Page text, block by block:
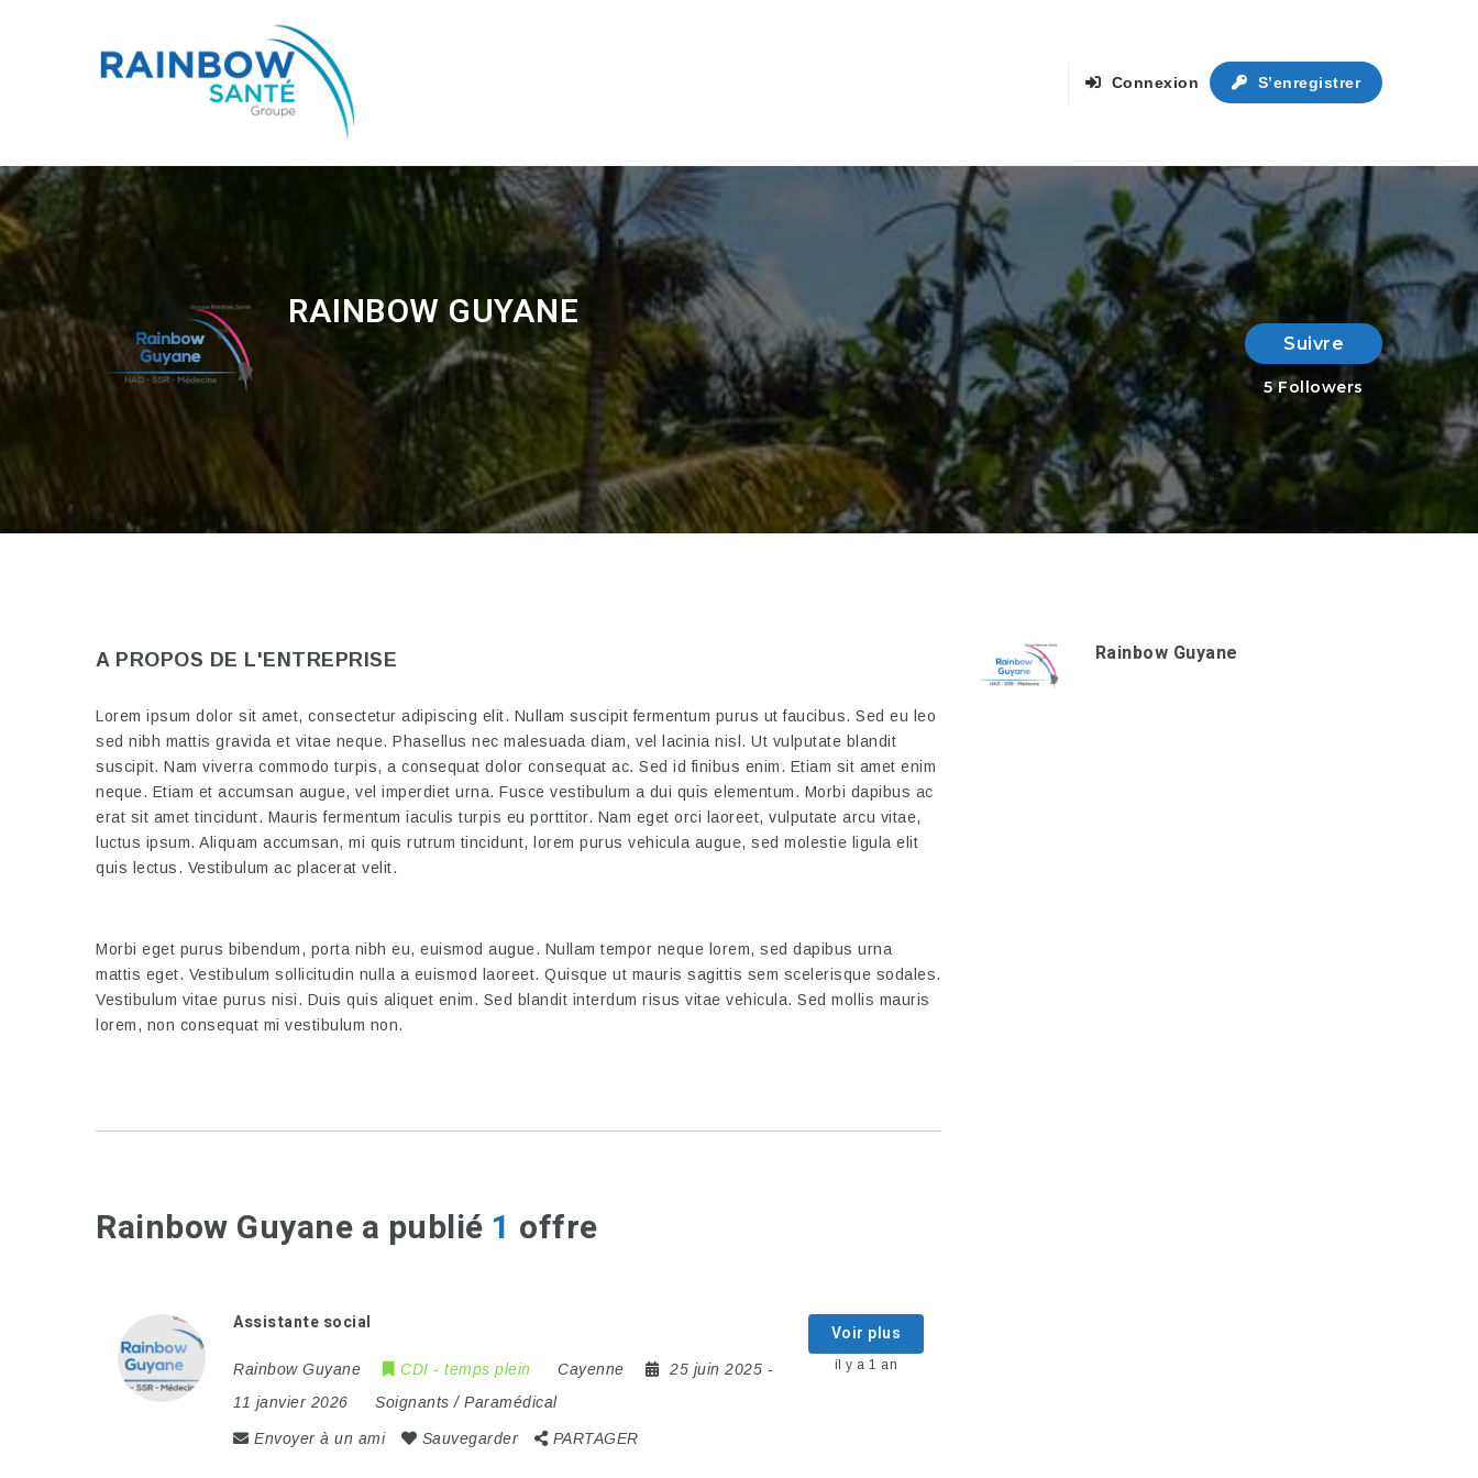
Connexion S’enregistrer
RAINBOW GUYANE
Suivre
5Followers
A PROPOS DE L'ENTREPRISE
Lorem ipsum dolor sit amet, consectetur adipiscing elit. Nullam suscipit fermentum purus ut faucibus. Sed eu leo
sed nibh mattis gravida et vitae neque. Phasellus nec malesuada diam, vel lacinia nisl. Ut vulputate blandit
suscipit. Nam viverra commodo turpis, a consequat dolor consequat ac. Sed id finibus enim. Etiam sit amet enim
neque. Etiam et accumsan augue, vel imperdiet urna. Fusce vestibulum a dui quis elementum. Morbi dapibus ac
erat sit amet tincidunt. Mauris fermentum iaculis turpis eu porttitor. Nam eget orci laoreet, vulputate arcu vitae,
luctus ipsum. Aliquam accumsan, mi quis rutrum tincidunt, lorem purus vehicula augue, sed molestie ligula elit
quis lectus. Vestibulum ac placerat velit.
Morbi eget purus bibendum, porta nibh eu, euismod augue. Nullam tempor neque lorem, sed dapibus urna
mattis eget. Vestibulum sollicitudin nulla a euismod laoreet. Quisque ut mauris sagittis sem scelerisque sodales.
Vestibulum vitae purus nisi. Duis quis aliquet enim. Sed blandit interdum risus vitae vehicula. Sed mollis mauris
lorem, non consequat mi vestibulum non.
Rainbow Guyane a publié 1 offre
Assistante social
Rainbow Guyane CDI - temps plein Cayenne 25 juin 2025 -
11 janvier 2026
Soignants / Paramédical
Envoyer à un ami Sauvegarder PARTAGER
Voir plus
il y a 1 an
Rainbow Guyane